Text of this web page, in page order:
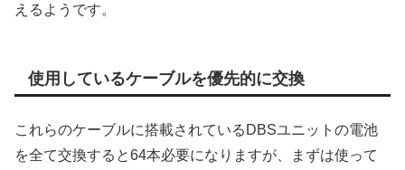
えるようです。
使用しているケーブルを優先的に交換
これらのケーブルに搭載されているDBSユニットの電池
を全て交換すると64本必要になりますが、まずは使って